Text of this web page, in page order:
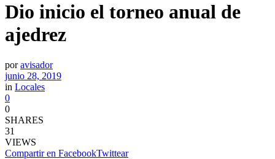
Dio inicio el torneo anual de
ajedrez
por avisador
junio 28, 2019
in Locales
0
0
SHARES
31
VIEWS
Compartir en FacebookTwittear